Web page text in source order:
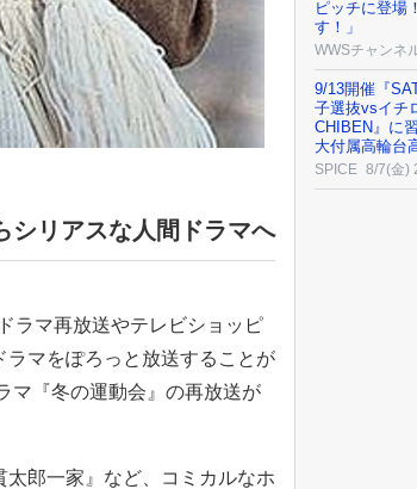
シリアスな人間ドラマへ
ラマ再放送やテレビショッピ
マをぽろっと放送することが
マ『冬の運動会』の再放送が
郎一家』など、コミカルなホ
ピッチに登場
す！」
WWSチャンネ
9/13開催『
子選抜vsイチ
CHIBEN』に
大付属高輪台
SPICE 8/7(金)